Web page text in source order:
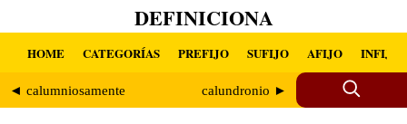
DEFINICIONA
HOME CATEGORÍAS PREFIJO SUFIJO AFIJO INFIJO
◄ calumniosamente calundronio ►